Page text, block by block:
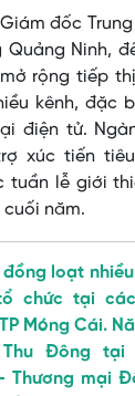
đốc
Quảng Ninh,
rộng tiếp
kênh, đặc
điện tử.
xúc tiến
lễ giới
năm.
loạt
chức tại
Móng Cái.
Đông tại
mại